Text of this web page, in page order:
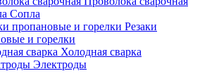
Сопла
Резаки
и горелки
Холодная сварка
Электроды